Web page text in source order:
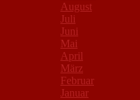
August
Juli
Juni
Mai
April
März
Februar
Januar